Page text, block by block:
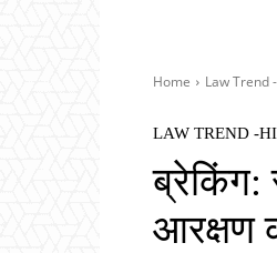
Home Law Trend
LAW TREND -
ब्रेकिंग:
आरक्षण